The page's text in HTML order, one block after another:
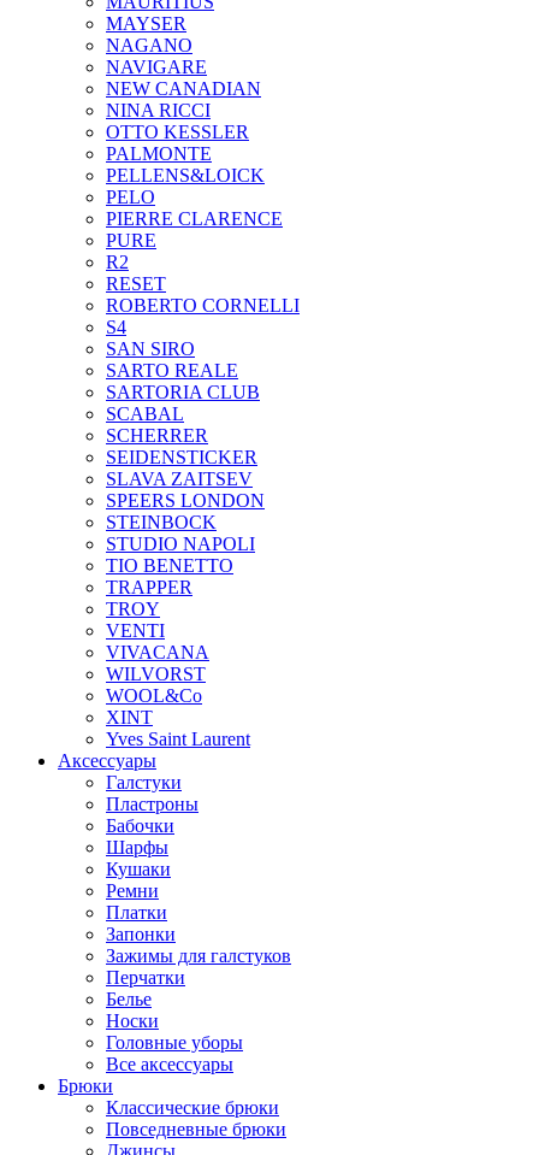
MAYSER
NAGANO
NAVIGARE
NEW CANADIAN
NINA RICCI
OTTO KESSLER
PALMONTE
PELLENS&LOICK
PELO
PIERRE CLARENCE
PURE
R2
RESET
ROBERTO CORNELLI
S4
SAN SIRO
SARTO REALE
SARTORIA CLUB
SCABAL
SCHERRER
SEIDENSTICKER
SLAVA ZAITSEV
SPEERS LONDON
STEINBOCK
STUDIO NAPOLI
TIO BENETTO
TRAPPER
TROY
VENTI
VIVACANA
WILVORST
WOOL&Co
XINT
Yves Saint Laurent
Аксессуары
Галстуки
Пластроны
Бабочки
Шарфы
Кушаки
Ремни
Платки
Запонки
Зажимы для галстуков
Перчатки
Белье
Носки
Головные уборы
Все аксессуары
Брюки
Классические брюки
Повседневные брюки
Джинсы